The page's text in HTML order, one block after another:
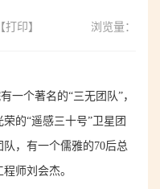
【打印】 浏览量：
一个著名的“三无团队”，
荣的“遥感三十号” 卫星团
队，有一个儒雅的70后总
师刘会杰。